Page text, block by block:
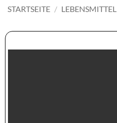
STARTSEITE / LEBENSMITTEL